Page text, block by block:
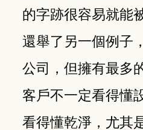
的字跡很容易就能
還舉了另一個例子
公司，但擁有最多
客戶不一定看得懂
看得懂乾淨，尤其